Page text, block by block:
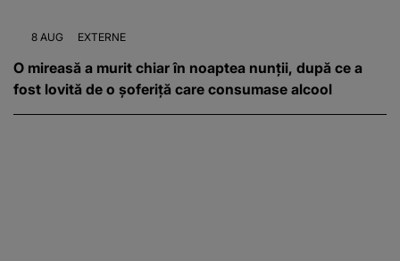
8 AUG EXTERNE
O mireasă a murit chiar în noaptea nunții, după ce a
fost lovită de o șoferiță care consumase alcool